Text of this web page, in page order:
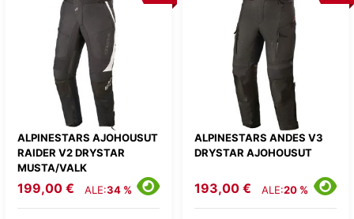
ALPINESTARS AJOHOUSUT
RAIDER V2 DRYSTAR
MUSTA/VALK
199,00 € ALE:34 %
ALPINESTARS ANDES V3
DRYSTAR AJOHOUSUT
193,00 € ALE:20 %